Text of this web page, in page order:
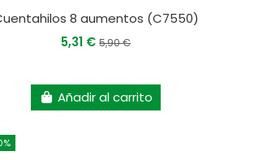
8 aumentos (C7550)
5,31 €5,90 €
Añadir al carrito